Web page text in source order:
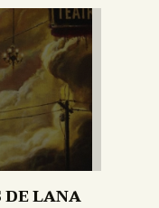
DE LANA